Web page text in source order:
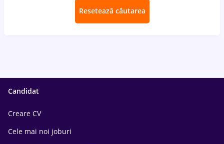
Resetează căutarea
Candidat
Creare CV
Cele mai noi joburi